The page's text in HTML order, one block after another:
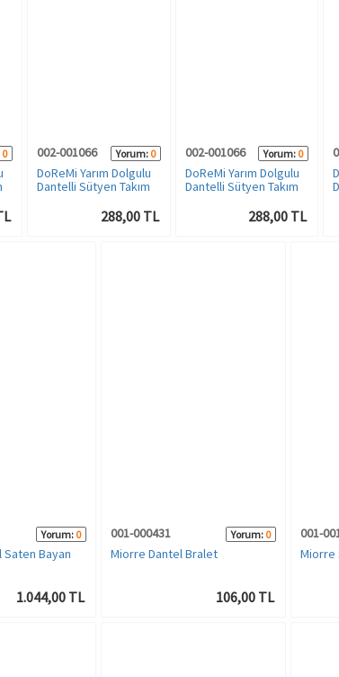
0 002-001066 Yorum: 0
DoReMi Yarım Dolgulu
Dantelli Sütyen Takım
288,00 TL
002-001066 Yorum: 0
DoReMi Yarım Dolgulu
Dantelli Sütyen Takım
288,00 TL
Yorum: 0
Saten Bayan
1.044,00 TL
001-000431 Yorum: 0
Miorre Dantel Bralet
106,00 TL
001-
Miorre